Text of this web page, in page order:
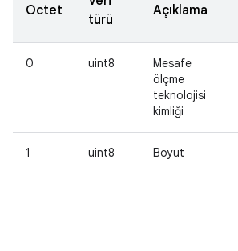
Octet
türü
Açıklama
0 uint8
Mesafe
ölçme
teknolojisi
kimliği
1 uint8 Boyut